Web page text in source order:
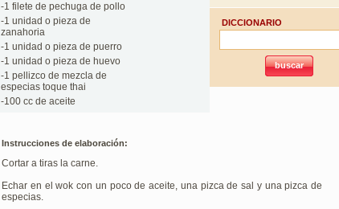
-1 filete de pechuga de pollo
-1 unidad o pieza de
zanahoria
-1 unidad o pieza de puerro
-1 unidad o pieza de huevo
-1 pellizco de mezcla de
especias toque thai
-100 cc de aceite
DICCIONARIO
Instrucciones de elaboración:
Cortar a tiras la carne.
Echar en el wok con un poco de aceite, una pizca de sal y una pizca de
especias.